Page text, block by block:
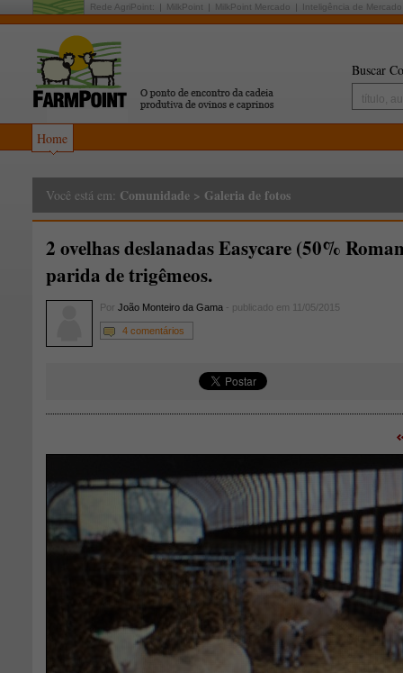
Rede AgriPoint: MilkPoint MilkPoint Mercado Inteligência de Mercado
Buscar
Home
Você está em: Comunidade > Galeria de fotos
2 ovelhas deslanadas Easycare (50%
parida de trigêmeos.
Por João Monteiro da Gama - publicado em 11/05/2015
4 comentários